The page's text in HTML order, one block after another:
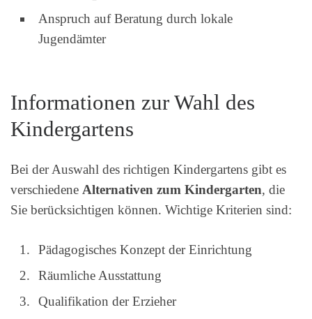
Anspruch auf Beratung durch lokale
Jugendämter
Informationen zur Wahl des
Kindergartens
Bei der Auswahl des richtigen Kindergartens gibt es
verschiedene Alternativen zum Kindergarten, die
Sie berücksichtigen können. Wichtige Kriterien sind:
Pädagogisches Konzept der Einrichtung
Räumliche Ausstattung
Qualifikation der Erzieher